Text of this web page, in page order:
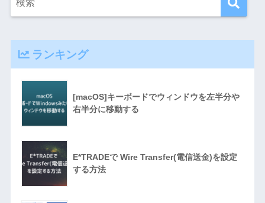
ランキング
[macOS]キーボードでウィンドウを左半分や
右半分に移動する
E*TRADEで Wire Transfer(電信送金)を設定
する方法